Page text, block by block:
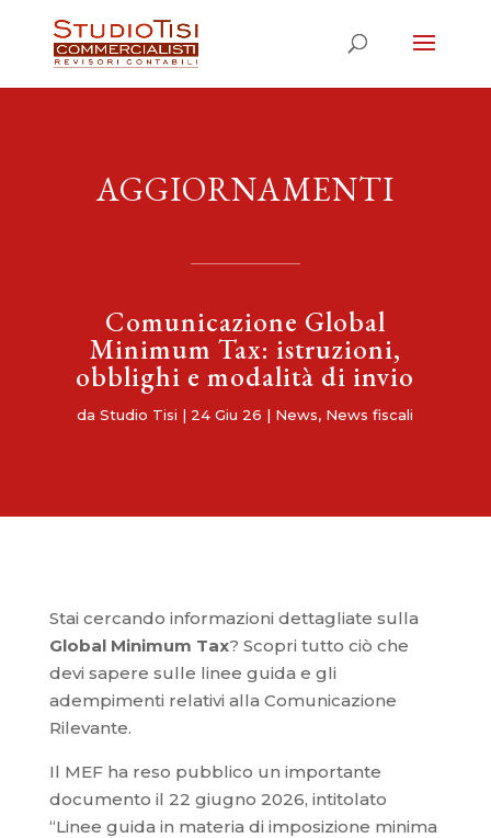
AGGIORNAMENTI
Comunicazione Global
Minimum Tax: istruzioni,
obblighi e modalità di invio
daStudio Tisi | 24 Giu 26 | News, News fiscali
Stai cercando informazioni dettagliate sulla
Global Minimum Tax? Scopri tutto ciò che
devi sapere sulle linee guida e gli
adempimenti relativi alla Comunicazione
Rilevante.
Il MEF ha reso pubblico un importante
documento il 22 giugno 2026, intitolato
“Linee guida in materia di imposizione minima